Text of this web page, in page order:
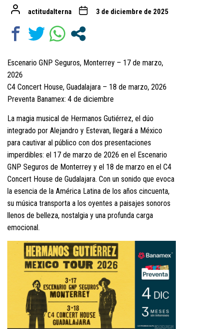
actitudalterna 3 de diciembre de 2025
Escenario GNP Seguros, Monterrey – 17 de marzo,
2026
C4 Concert House, Guadalajara – 18 de marzo, 2026
Preventa Banamex: 4 de diciembre
La magia musical de Hermanos Gutiérrez, el dúo
integrado por Alejandro y Estevan, llegará a México
para cautivar al público con dos presentaciones
imperdibles: el 17 de marzo de 2026 en el Escenario
GNP Seguros de Monterrey y el 18 de marzo en el C4
Concert House de Gudalajara. Con un sonido que evoca
la esencia de la América Latina de los años cincuenta,
su música transporta a los oyentes a paisajes sonoros
llenos de belleza, nostalgia y una profunda carga
emocional.